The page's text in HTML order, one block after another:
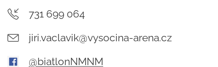
731 699 064
jiri.vaclavik@vysocina-arena.cz
@biatlonNMNM